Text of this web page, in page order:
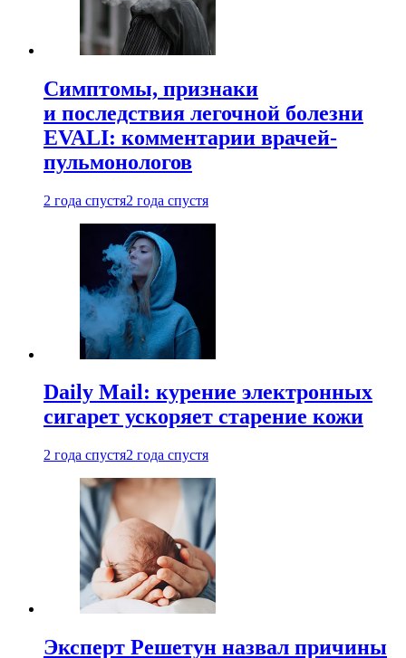
Симптомы, признаки
и последствия легочной болезни
EVALI: комментарии врачей-
пульмонологов
2 года спустя2 года спустя
Daily Mail: курение электронных
сигарет ускоряет старение кожи
2 года спустя2 года спустя
Эксперт Решетун назвал причины